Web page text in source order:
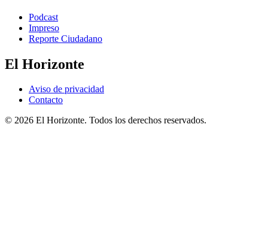
Podcast
Impreso
Reporte Ciudadano
El Horizonte
Aviso de privacidad
Contacto
© 2026 El Horizonte. Todos los derechos reservados.